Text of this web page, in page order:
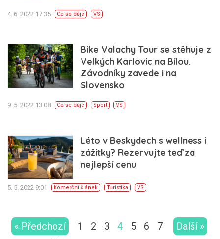
4. 6. 2022 17:35 Co se děje VS
Bike Valachy Tour se stěhuje z
Velkých Karlovic na Bílou.
Závodníky zavede i na
Slovensko
9. 5. 2022 13:08 Co se děje Sport VS
Léto v Beskydech s wellness i
zážitky? Rezervujte teď za
nejlepší cenu
5. 5. 2022 9:01 Komerční článek Turistika VS
« Předchozí 1 2 3 4 5 6 7 Další »